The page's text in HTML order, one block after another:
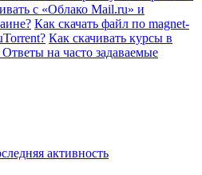
с «Облако Mail.ru» и
Как скачать файл по magnet-
Как скачивать курсы в
на часто задаваемые
активность